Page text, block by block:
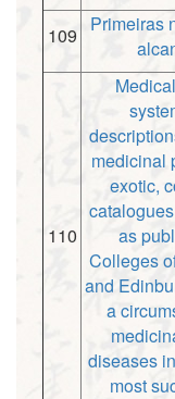
109
Primeiras
110
medicinal
exotic,
as
Colleges
and
a
diseases
most